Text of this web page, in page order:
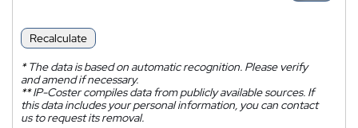
Recalculate
*The data is based on automatic recognition. Please verify
and amend if necessary.
**IP-Coster compiles data from publicly available sources. If
this data includes your personal information, you can contact
us to request its removal.